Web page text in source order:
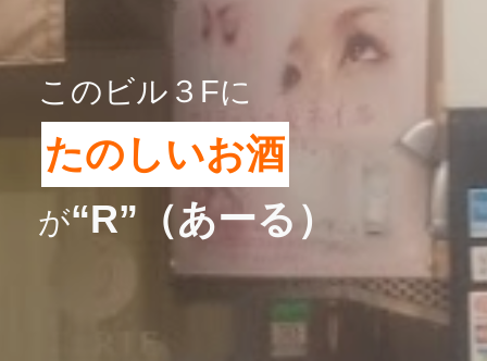
このビル３Fに
たのしいお酒
が“R”（あーる）